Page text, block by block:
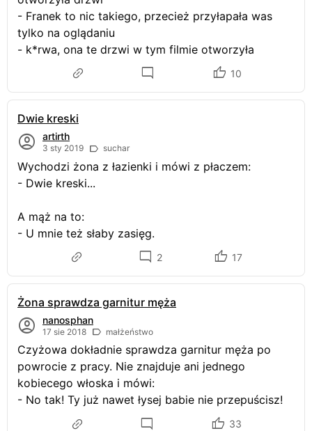
- Franek to nic takiego, przecież przyłapała was
tylko na oglądaniu
- k*rwa, ona te drzwi w tym filmie otworzyła
10
Dwie kreski
artirth
3 sty 2019 suchar
Wychodzi żona z łazienki i mówi z płaczem:
- Dwie kreski...
A mąż na to:
- U mnie też słaby zasięg.
2 17
Żona sprawdza garnitur męża
nanosphan
17 sie 2018 małżeństwo
Czyżowa dokładnie sprawdza garnitur męża po
powrocie z pracy. Nie znajduje ani jednego
kobiecego włoska i mówi:
- No tak! Ty już nawet łysej babie nie przepuścisz!
33